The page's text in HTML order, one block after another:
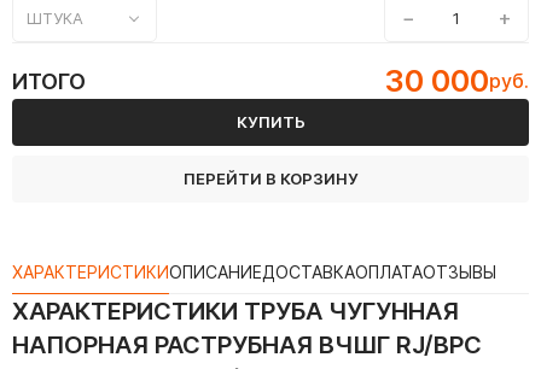
ШТУКА − +
ИТОГО 30 000руб.
КУПИТЬ
ПЕРЕЙТИ В КОРЗИНУ
ХАРАКТЕРИСТИКИОПИСАНИЕДОСТАВКАОПЛАТАОТЗЫВЫ
ХАРАКТЕРИСТИКИ ТРУБА ЧУГУННАЯ
НАПОРНАЯ РАСТРУБНАЯ ВЧШГ RJ/ВРС